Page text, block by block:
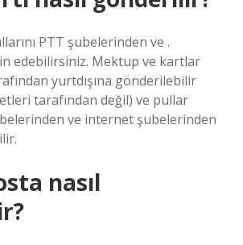
PTT şubelerinden ve .
edebilirsiniz. Mektup ve kartlar
yurtdışına gönderilebilir
tarafından değil) ve pullar
ve internet şubelerinden
nasıl